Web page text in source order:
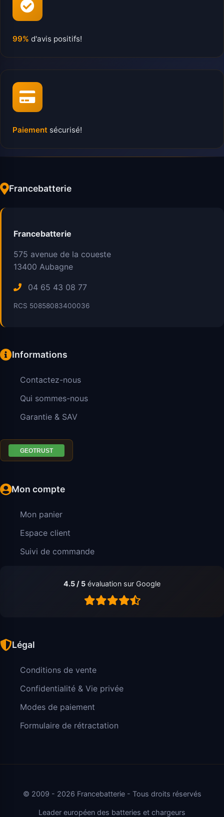
99% d'avis positifs!
Paiement sécurisé!
Francebatterie
Francebatterie
575 avenue de la coueste
13400 Aubagne
04 65 43 08 77
RCS 50858083400036
Informations
Contactez-nous
Qui sommes-nous
Garantie & SAV
Mon compte
Mon panier
Espace client
Suivi de commande
4.5 / 5 évaluation sur Google
Légal
Conditions de vente
Confidentialité & Vie privée
Modes de paiement
Formulaire de rétractation
© 2009 - 2026 Francebatterie - Tous droits réservés
Leader européen des batteries et chargeurs